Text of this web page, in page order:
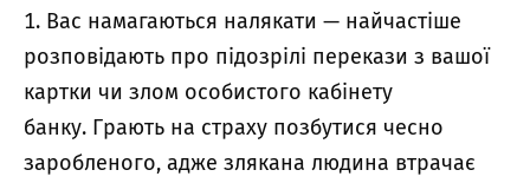
Вас намагаються налякати — найчастіше
розповідають про підозрілі перекази з вашої
картки чи злом особистого кабінету
банку. Грають на страху позбутися чесно
заробленого, адже злякана людина втрачає